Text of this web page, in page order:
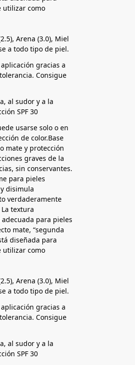
utilizar como
Arena (3.0), Miel
a todo tipo de piel.
gracias a
Consigue
al sudor y a la
SPF 30
usarse solo o en
de color.Base
mate y protección
graves de la
sin conservantes.
para pieles
disimula
verdaderamente
textura
para pieles
mate, “segunda
diseñada para
utilizar como
Arena (3.0), Miel
a todo tipo de piel.
gracias a
Consigue
al sudor y a la
SPF 30